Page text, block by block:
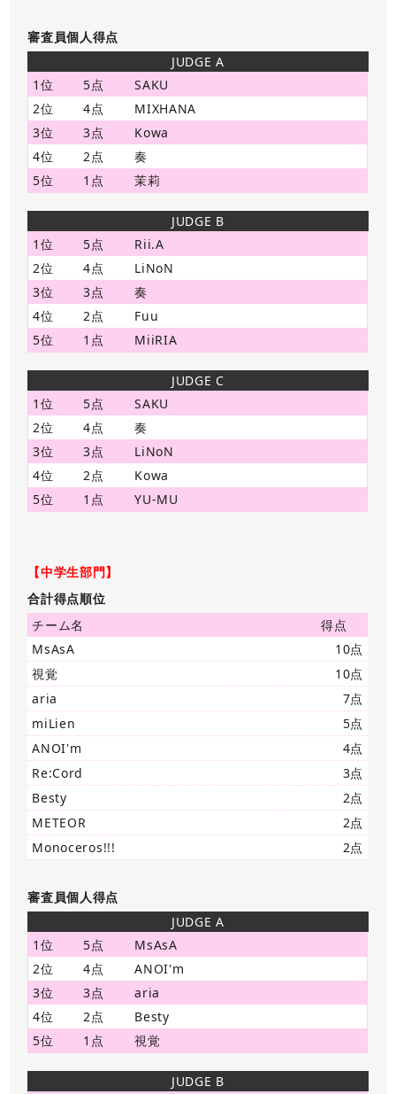
審査員個人得点
JUDGE A
1位
5点
SAKU
2位
4点
MIXHANA
3位
3点
Kowa
4位
2点
奏
5位
1点 茉莉
JUDGE B
1位
5点
Rii.A
2位
4点
LiNoN
3位
3点
奏
4位
2点
Fuu
5位
1点 MiiRIA
JUDGE C
1位
5点
SAKU
2位
4点
奏
3位
3点
LiNoN
4位
2点
Kowa
5位
1点 YU-MU
【中学生部門】
合計得点順位
チーム名
得点
MsAsA
10点
視覚
10点
aria
7点
miLien
5点
ANOI'm
4点
Re:Cord
3点
Besty
2点
METEOR
2点
Monoceros!!!
2点
審査員個人得点
JUDGE A
1位
5点
MsAsA
2位
4点
ANOI'm
3位
3点
aria
4位
2点
Besty
5位
1点 視覚
JUDGE B